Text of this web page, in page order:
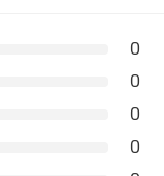
0
0
0
0